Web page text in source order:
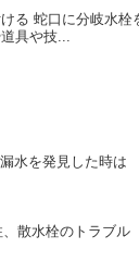
る 蛇口に分岐水栓
具や技...
漏水を発見した時は
、散水栓のトラブル